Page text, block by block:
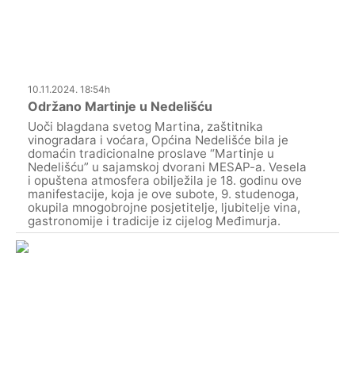
10.11.2024. 18:54h
Održano Martinje u Nedelišću
Uoči blagdana svetog Martina, zaštitnika
vinogradara i voćara, Općina Nedelišće bila je
domaćin tradicionalne proslave “Martinje u
Nedelišću” u sajamskoj dvorani MESAP-a. Vesela
i opuštena atmosfera obilježila je 18. godinu ove
manifestacije, koja je ove subote, 9. studenoga,
okupila mnogobrojne posjetitelje, ljubitelje vina,
gastronomije i tradicije iz cijelog Međimurja.